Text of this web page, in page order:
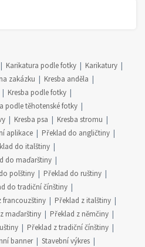
Karikatura podle fotky
Karikatury
zakázku
Kresba anděla
Kresba podle fotky
podle těhotenské fotky
Kresba psa
Kresba stromu
aplikace
Překlad do angličtiny
do italštiny
do maďarštiny
polštiny
Překlad do ruštiny
do tradiční čínštiny
francouzštiny
Překlad z italštiny
maďarštiny
Překlad z němčiny
Překlad z tradiční čínštiny
banner
Stavební výkres